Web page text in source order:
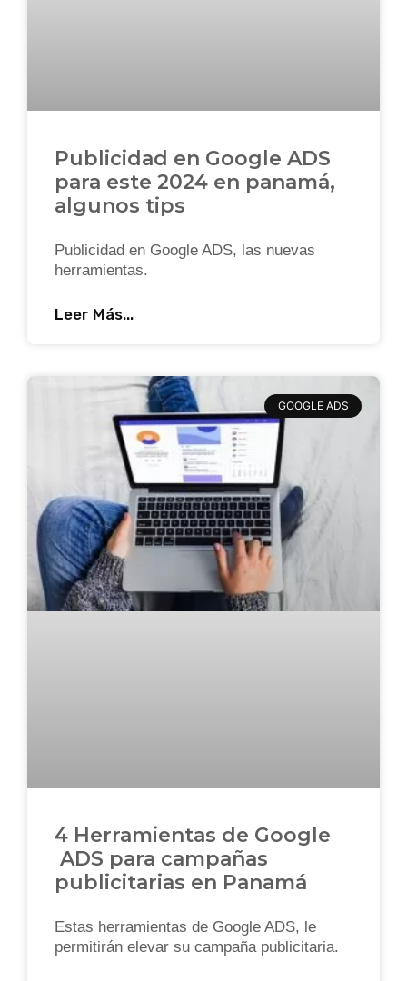
Publicidad en Google ADS
para este 2024 en panamá,
algunos tips
Publicidad en Google ADS, las nuevas
herramientas.
Leer Más...
GOOGLE ADS
4 Herramientas de Google
ADS para campañas
publicitarias en Panamá
Estas herramientas de Google ADS, le
permitirán elevar su campaña publicitaria.